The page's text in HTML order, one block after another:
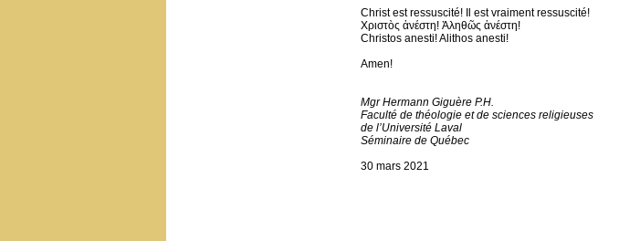
Christ est ressuscité! Il est vraiment ressuscité!
Χριστὸς ἀνέστη! Ἀληθῶς ἀνέστη!
Christos anesti! Alithos anesti!
Amen!
Mgr Hermann Giguère P.H.
Faculté de théologie et de sciences religieuses
de l’Université Laval
Séminaire de Québec
30 mars 2021